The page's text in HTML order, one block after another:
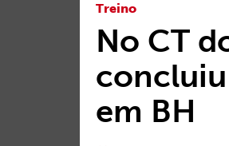
Treino
No CT
em BH